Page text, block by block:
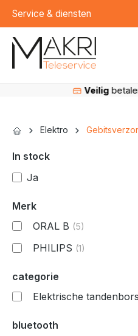
Service & diensten
Veilig
Elektro
In stock
Ja
Merk
ORAL B (5)
PHILIPS (1)
categorie
Elektrische
bluetooth